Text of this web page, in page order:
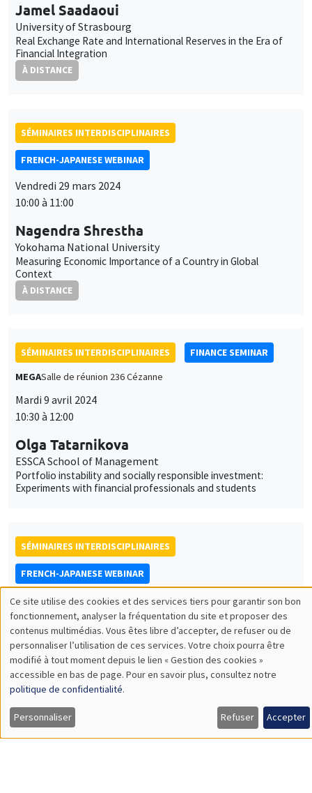
Jamel Saadaoui
University of Strasbourg
Real Exchange Rate and International Reserves in the Era of
Financial Integration
À DISTANCE
SÉMINAIRES INTERDISCIPLINAIRES
FRENCH-JAPANESE WEBINAR
Vendredi 29 mars 2024
10:00 à 11:00
Nagendra Shrestha
Yokohama National University
Measuring Economic Importance of a Country in Global
Context
À DISTANCE
SÉMINAIRES INTERDISCIPLINAIRES
FINANCE SEMINAR
MEGASalle de réunion 236 Cézanne
Mardi 9 avril 2024
10:30 à 12:00
Olga Tatarnikova
ESSCA School of Management
Portfolio instability and socially responsible investment:
Experiments with financial professionals and students
SÉMINAIRES INTERDISCIPLINAIRES
FRENCH-JAPANESE WEBINAR
Vendredi 12 avril 2024
10:00 à 11:00
Laurent Ferrara
Skema Business School
Dynamic effects of weather shocks on production in European
economies
Utilisation
des
données
personnelles
et
des
Ce site utilise des cookies et des services tiers pour garantir son bon
fonctionnement, analyser la fréquentation du site et proposer des
contenus multimédias. Vous êtes libre d’accepter, de refuser ou de
personnaliser l’utilisation de ces services. Votre choix pourra être
modifié à tout moment depuis le lien « Gestion des cookies »
accessible en bas de page. Pour en savoir plus, consultez notre
politique de confidentialité.
Personnaliser Refuser Accepter